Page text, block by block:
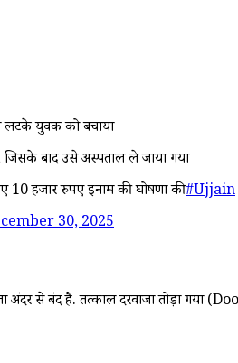
लटके युवक को बचाया
बाद उसे अस्पताल ले जाया गया
10 हजार रुपए इनाम की घोषणा की#Ujjain
30, 2025
अंदर से बंद है. तत्काल दरवाजा तोड़ा